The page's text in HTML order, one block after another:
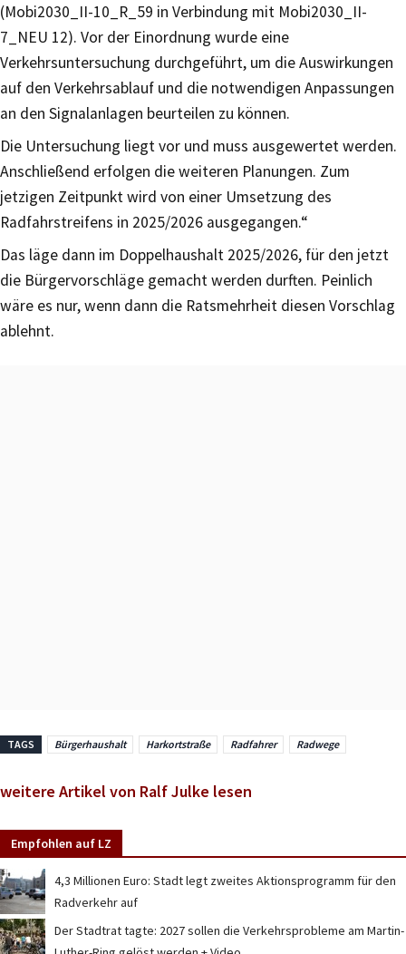
(Mobi2030_II-10_R_59 in Verbindung mit Mobi2030_II-
7_NEU 12). Vor der Einordnung wurde eine
Verkehrsuntersuchung durchgeführt, um die Auswirkungen
auf den Verkehrsablauf und die notwendigen Anpassungen
an den Signalanlagen beurteilen zu können.
Die Untersuchung liegt vor und muss ausgewertet werden.
Anschließend erfolgen die weiteren Planungen. Zum
jetzigen Zeitpunkt wird von einer Umsetzung des
Radfahrstreifens in 2025/2026 ausgegangen.“
Das läge dann im Doppelhaushalt 2025/2026, für den jetzt
die Bürgervorschläge gemacht werden durften. Peinlich
wäre es nur, wenn dann die Ratsmehrheit diesen Vorschlag
ablehnt.
TAGS Bürgerhaushalt Harkortstraße Radfahrer Radwege
weitere Artikel von Ralf Julke lesen
Empfohlen auf LZ
4,3 Millionen Euro: Stadt legt zweites Aktionsprogramm für den
Radverkehr auf
Der Stadtrat tagte: 2027 sollen die Verkehrsprobleme am Martin-